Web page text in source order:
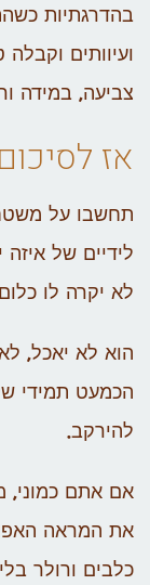
בהדרגתיות
ועיוותים
צביעה, במידה
אז
תחשבו על
לידיים של
לא יקרה לו
הוא לא יאכל,
הכמעט תמידי
להירקב.
אם אתם כמוני,
את המראה
כלבים ורולר